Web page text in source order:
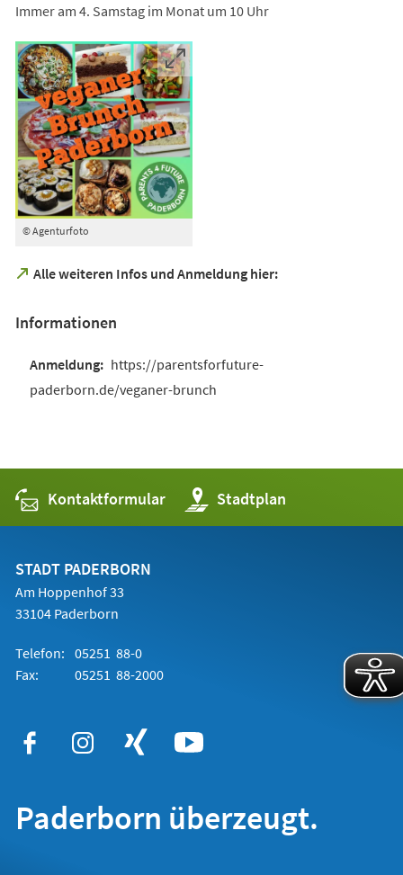
Immer am 4. Samstag im Monat um 10 Uhr
© Agenturfoto
Alle weiteren Infos und Anmeldung hier:
(Öffnet
neuen
Informationen
https://parentsforfuture-
paderborn.de/veganer-brunch
Kontaktformular Stadtplan
(Öffnet
in
einem
STADT PADERBORN
Am Hoppenhof 33
33104 Paderborn
Telefon: 05251 88-0
Fax:
05251 88-2000
Paderborn überzeugt.